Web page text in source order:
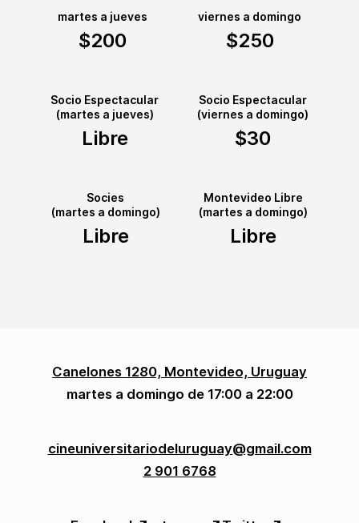
martes a jueves
$200
viernes a domingo
$250
Socio Espectacular
(martes a jueves)
Libre
Socio Espectacular
(viernes a domingo)
$30
Socies
(martes a domingo)
Libre
Montevideo Libre
(martes a domingo)
Libre
Canelones 1280, Montevideo, Uruguay
martes a domingo de 17:00 a 22:00
cineuniversitariodeluruguay@gmail.com
2 901 6768